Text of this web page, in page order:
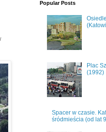
Popular Posts
Plac
(1992)
Spacer w czasie.
śródmieścia (od lat